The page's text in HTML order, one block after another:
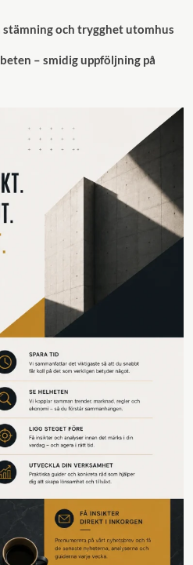
stämning och trygghet utomhus
– smidig uppföljning på